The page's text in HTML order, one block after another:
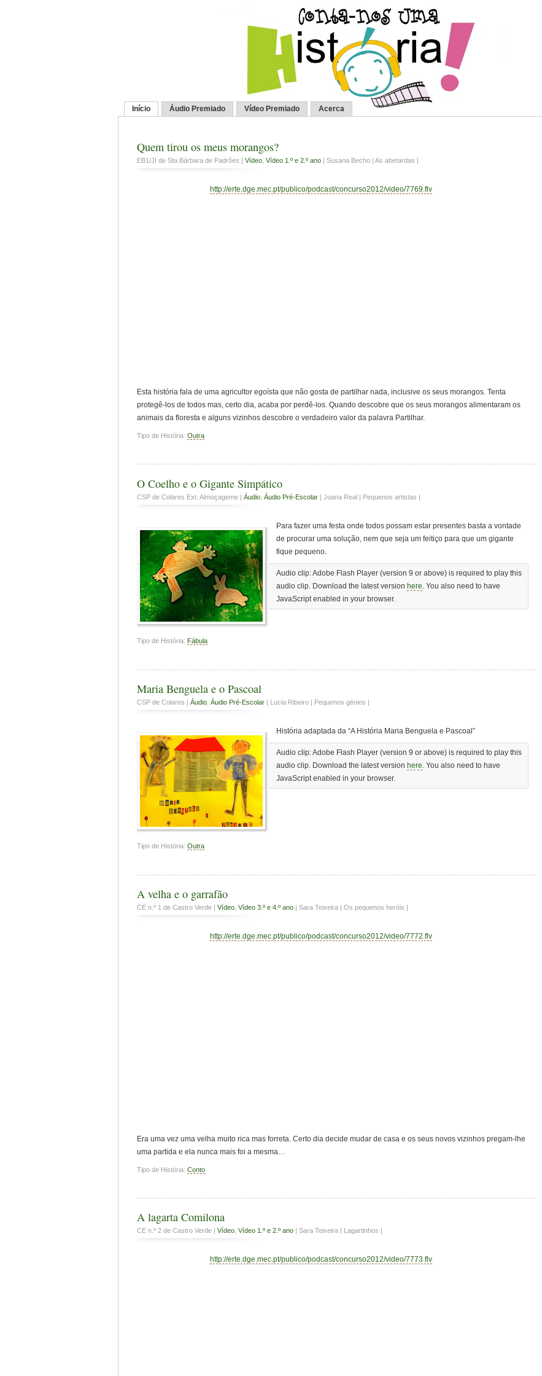
Início Áudio Premiado Vídeo Premiado Acerca
Quem tirou os meus morangos?
EB1/JI de Sta Bárbara de Padrões | Vídeo Vídeo 1.º e 2.º ano | Susana Becho | As abetardas |
http://erte.dge.mec.pt/publico/podcast/concurso2012/video/7769.flv
Esta história fala de uma agricultor egoísta que não gosta de partilhar nada, inclusive os seus morangos. Tenta
protegê-los de todos mas, certo dia, acaba por perdê-los. Quando descobre que os seus morangos alimentaram os
animais da floresta e alguns vizinhos descobre o verdadeiro valor da palavra Partilhar.
Tipo de História: Outra
O Coelho e o Gigante Simpático
CSP de Colares Ext. Almoçageme | Áudio Áudio Pré-Escolar | Joana Real | Pequenos artistas |
Para fazer uma festa onde todos possam estar presentes basta a vontade
de procurar uma solução, nem que seja um feitiço para que um gigante
fique pequeno.
Audio clip: Adobe Flash Player (version 9 or above) is required to play this
audio clip. Download the latest version here. You also need to have
JavaScript enabled in your browser.
Tipo de História: Fábula
Maria Benguela e o Pascoal
CSP de Colares | Áudio Áudio Pré-Escolar | Lucia Ribeiro | Pequenos génios |
História adaptada da “A História Maria Benguela e Pascoal”
Audio clip: Adobe Flash Player (version 9 or above) is required to play this
audio clip. Download the latest version here. You also need to have
JavaScript enabled in your browser.
Tipo de História: Outra
A velha e o garrafão
CE n.º 1 de Castro Verde | Vídeo Vídeo 3.º e 4.º ano | Sara Teixeira | Os pequenos heróis |
http://erte.dge.mec.pt/publico/podcast/concurso2012/video/7772.flv
Era uma vez uma velha muito rica mas forreta. Certo dia decide mudar de casa e os seus novos vizinhos pregam-lhe
uma partida e ela nunca mais foi a mesma…
Tipo de História: Conto
A lagarta Comilona
CE n.º 2 de Castro Verde | Vídeo Vídeo 1.º e 2.º ano | Sara Teixeira | Lagartinhos |
http://erte.dge.mec.pt/publico/podcast/concurso2012/video/7773.flv